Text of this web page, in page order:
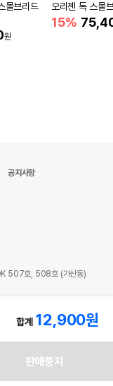
몰브리드
원
오리젠 독 스몰
15%
합계 12,900원
판매중지
공지사항
507호, 508호 (가산동)